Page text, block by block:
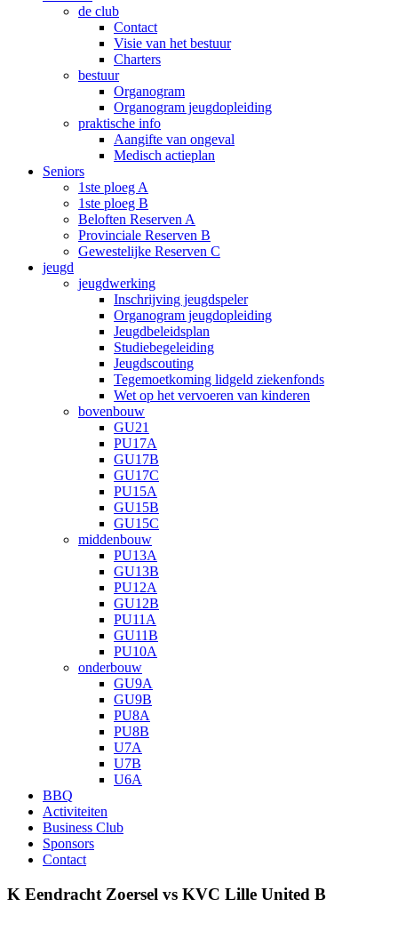
de club
Contact
Visie van het bestuur
Charters
bestuur
Organogram
Organogram jeugdopleiding
praktische info
Aangifte van ongeval
Medisch actieplan
Seniors
1ste ploeg A
1ste ploeg B
Beloften Reserven A
Provinciale Reserven B
Gewestelijke Reserven C
jeugd
jeugdwerking
Inschrijving jeugdspeler
Organogram jeugdopleiding
Jeugdbeleidsplan
Studiebegeleiding
Jeugdscouting
Tegemoetkoming lidgeld ziekenfonds
Wet op het vervoeren van kinderen
bovenbouw
GU21
PU17A
GU17B
GU17C
PU15A
GU15B
GU15C
middenbouw
PU13A
GU13B
PU12A
GU12B
PU11A
GU11B
PU10A
onderbouw
GU9A
GU9B
PU8A
PU8B
U7A
U7B
U6A
BBQ
Activiteiten
Business Club
Sponsors
Contact
K Eendracht Zoersel vs KVC Lille United B